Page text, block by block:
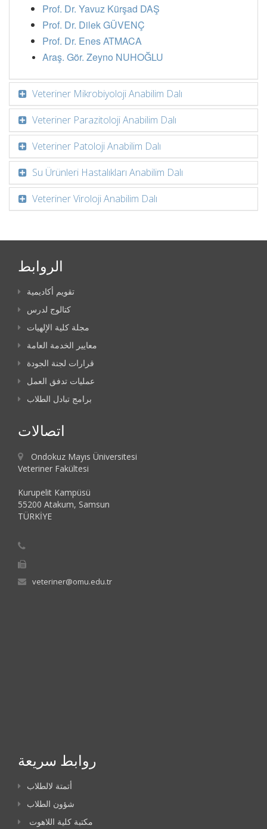
Prof. Dr. Yavuz Kürşad DAŞ
Prof. Dr. Dilek GÜVENÇ
Prof. Dr. Enes ATMACA
Araş. Gör. Zeyno NUHOĞLU
Veteriner Mikrobiyoloji Anabilim Dalı
Veteriner Parazitoloji Anabilim Dalı
Veteriner Patoloji Anabilim Dalı
Su Ürünleri Hastalıkları Anabilim Dalı
Veteriner Viroloji Anabilim Dalı
الروابط
تقويم أكاديمية
كتالوج لدرس
مجلة كلية الإلهيات
معايير الخدمة العامة
قرارات لجنة الجودة
عمليات تدفق العمل
برامج تبادل الطلاب
اتصالات
Ondokuz Mayıs Üniversitesi
Veteriner Fakültesi
Kurupelit Kampüsü
55200 Atakum, Samsun
TÜRKİYE
veteriner@omu.edu.tr
روابط سريعة
أتمتة لالطلاب
شؤون الطلاب
مكتبة كلية اللاهوت